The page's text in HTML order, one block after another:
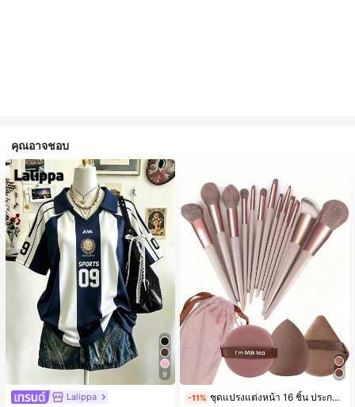
คุณอาจชอบ
9
Lalippa -11% ชุดแปรงแต่งหน้า 16 ชิ้น ประกอบด้วยแปรงแต่งหน้า 13 ชิ้น, ฟองน้ำแต่งหน้ารูปหยดน้ำ 1 ชิ้น, แปรงแป้งรองพื้นกลม 1 ชิ้น และฟองน้ำแต่งหน้ารูปสามเหลี่ยม 1 ชิ้น - ชุดคลาสสิก ทำจากขนสังเคราะห์นุ่มและเป็นมิตรต่อผิว เหมาะสำหรับผู้หญิงและเด็กผู้หญิง เหมาะสำหรับฤดูใบไม้ร่วงและฤดูหนาว